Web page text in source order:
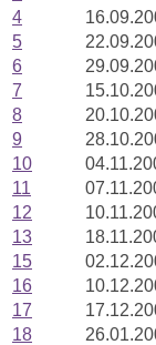
4
5
6
7
8
9
10
11
12
13
15
16
17
18